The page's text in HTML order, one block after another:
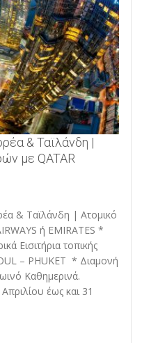
& Ταϊλάνδη |
με QATAR
& Ταϊλάνδη | Ατομικό
ή EMIRATES *
Εισιτήρια τοπικής
– PHUKET * Διαμονή
Καθημερινά.
έως και 31